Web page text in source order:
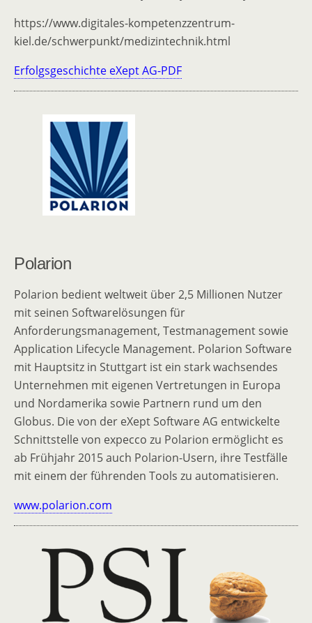
https://www.digitales-kompetenzzentrum-
kiel.de/schwerpunkt/medizintechnik.html
Erfolgsgeschichte eXept AG-PDF
Polarion
Polarion bedient weltweit über 2,5 Millionen Nutzer
mit seinen Softwarelösungen für
Anforderungsmanagement, Testmanagement sowie
Application Lifecycle Management. Polarion Software
mit Hauptsitz in Stuttgart ist ein stark wachsendes
Unternehmen mit eigenen Vertretungen in Europa
und Nordamerika sowie Partnern rund um den
Globus. Die von der eXept Software AG entwickelte
Schnittstelle von expecco zu Polarion ermöglicht es
ab Frühjahr 2015 auch Polarion-Usern, ihre Testfälle
mit einem der führenden Tools zu automatisieren.
www.polarion.com